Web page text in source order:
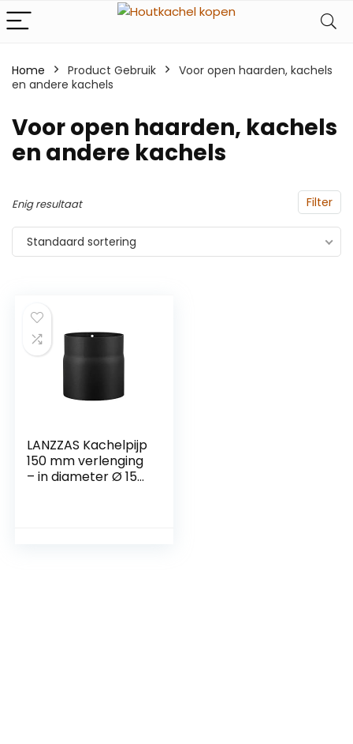
Home Product Gebruik
‎Voor open haarden, kachels
en andere kachels
‎Voor open haarden, kachels
en andere kachels
Filter
Enig resultaat
Standaard sortering
LANZZAS Kachelpijp
150 mm verlenging
– in diameter Ø 150